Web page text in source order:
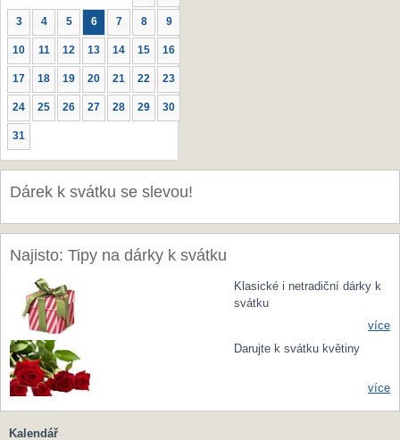
3 4 5 6 7 8 9
10 11 12 13 14 15 16
17 18 19 20 21 22 23
24 25 26 27 28 29 30
31
Dárek k svátku se slevou!
Najisto: Tipy na dárky k svátku
Klasické i netradiční dárky k
svátku
více
Darujte k svátku květiny
více
Kalendář